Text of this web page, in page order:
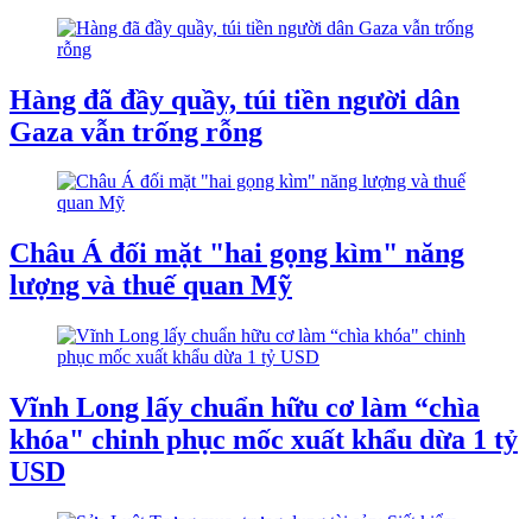
Hàng đã đầy quầy, túi tiền người dân
Gaza vẫn trống rỗng
Châu Á đối mặt "hai gọng kìm" năng
lượng và thuế quan Mỹ
Vĩnh Long lấy chuẩn hữu cơ làm “chìa
khóa" chinh phục mốc xuất khẩu dừa 1 tỷ
USD